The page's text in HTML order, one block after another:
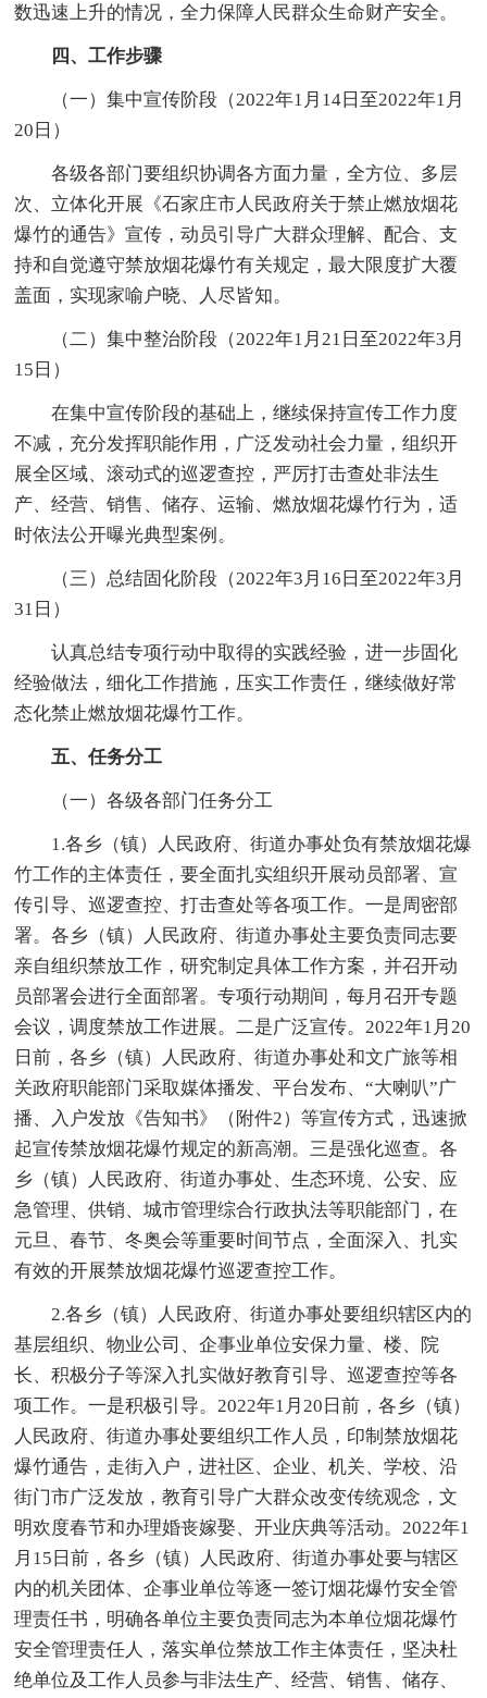
数迅速上升的情况，全力保障人民群众生命财产安全。
四、工作步骤
（一）集中宣传阶段（2022年1月14日至2022年1月
20日）
各级各部门要组织协调各方面力量，全方位、多层
次、立体化开展《石家庄市人民政府关于禁止燃放烟花
爆竹的通告》宣传，动员引导广大群众理解、配合、支
持和自觉遵守禁放烟花爆竹有关规定，最大限度扩大覆
盖面，实现家喻户晓、人尽皆知。
（二）集中整治阶段（2022年1月21日至2022年3月
15日）
在集中宣传阶段的基础上，继续保持宣传工作力度
不减，充分发挥职能作用，广泛发动社会力量，组织开
展全区域、滚动式的巡逻查控，严厉打击查处非法生
产、经营、销售、储存、运输、燃放烟花爆竹行为，适
时依法公开曝光典型案例。
（三）总结固化阶段（2022年3月16日至2022年3月
31日）
认真总结专项行动中取得的实践经验，进一步固化
经验做法，细化工作措施，压实工作责任，继续做好常
态化禁止燃放烟花爆竹工作。
五、任务分工
（一）各级各部门任务分工
1.各乡（镇）人民政府、街道办事处负有禁放烟花爆
竹工作的主体责任，要全面扎实组织开展动员部署、宣
传引导、巡逻查控、打击查处等各项工作。一是周密部
署。各乡（镇）人民政府、街道办事处主要负责同志要
亲自组织禁放工作，研究制定具体工作方案，并召开动
员部署会进行全面部署。专项行动期间，每月召开专题
会议，调度禁放工作进展。二是广泛宣传。2022年1月20
日前，各乡（镇）人民政府、街道办事处和文广旅等相
关政府职能部门采取媒体播发、平台发布、“大喇叭”广
播、入户发放《告知书》（附件2）等宣传方式，迅速掀
起宣传禁放烟花爆竹规定的新高潮。三是强化巡查。各
乡（镇）人民政府、街道办事处、生态环境、公安、应
急管理、供销、城市管理综合行政执法等职能部门，在
元旦、春节、冬奥会等重要时间节点，全面深入、扎实
有效的开展禁放烟花爆竹巡逻查控工作。
2.各乡（镇）人民政府、街道办事处要组织辖区内的
基层组织、物业公司、企事业单位安保力量、楼、院
长、积极分子等深入扎实做好教育引导、巡逻查控等各
项工作。一是积极引导。2022年1月20日前，各乡（镇）
人民政府、街道办事处要组织工作人员，印制禁放烟花
爆竹通告，走街入户，进社区、企业、机关、学校、沿
街门市广泛发放，教育引导广大群众改变传统观念，文
明欢度春节和办理婚丧嫁娶、开业庆典等活动。2022年1
月15日前，各乡（镇）人民政府、街道办事处要与辖区
内的机关团体、企事业单位等逐一签订烟花爆竹安全管
理责任书，明确各单位主要负责同志为本单位烟花爆竹
安全管理责任人，落实单位禁放工作主体责任，坚决杜
绝单位及工作人员参与非法生产、经营、销售、储存、